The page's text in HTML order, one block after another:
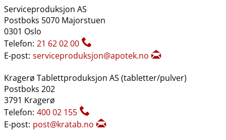
Serviceproduksjon AS
Postboks 5070 Majorstuen
0301 Oslo
Telefon: 21 62 02 00
E-post: serviceproduksjon@apotek.no
Kragerø Tablettproduksjon AS (tabletter​/​pulver)
Postboks 202
3791 Kragerø
Telefon: 400 02 155
E-post: post@kratab.no